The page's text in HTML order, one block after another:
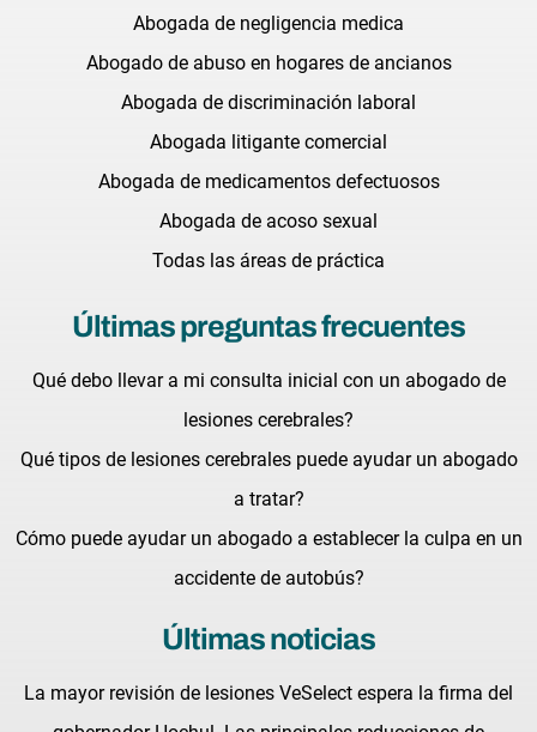
Abogada de negligencia medica
Abogado de abuso en hogares de ancianos
Abogada de discriminación laboral
Abogada litigante comercial
Abogada de medicamentos defectuosos
Abogada de acoso sexual
Todas las áreas de práctica
Últimas preguntas frecuentes
Qué debo llevar a mi consulta inicial con un abogado de
lesiones cerebrales?
Qué tipos de lesiones cerebrales puede ayudar un abogado
a tratar?
Cómo puede ayudar un abogado a establecer la culpa en un
accidente de autobús?
Últimas noticias
La mayor revisión de lesiones VeSelect espera la firma del